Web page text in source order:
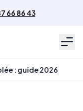
66 86 43
: guide 2026